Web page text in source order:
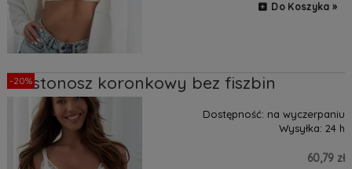
Do Koszyka »
Biustonosz koronkowy bez fiszbin
Dostępność: na wyczerpaniu
Wysyłka: 24 h
60,79 zł
-20%